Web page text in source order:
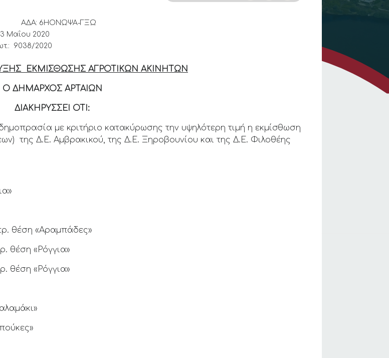
6ΗΟΝΩΨΑ-ΓΞΩ
Μαΐου 2020
9038/2020
ΕΚΜΙΣΘΩΣΗΣ ΑΓΡΟΤΙΚΩΝ ΑΚΙΝΗΤΩΝ
Ο ΔΗΜΑΡΧΟΣ ΑΡΤΑΙΩΝ
ΔΙΑΚΗΡΥΣΣΕΙ ΟΤΙ:
με κριτήριο κατακύρωσης την υψηλότερη τιμή η εκμίσθωση
της Δ.Ε. Αμβρακικού, της Δ.Ε. Ξηροβουνίου και της Δ.Ε. Φιλοθέης
θέση «Αραμπάδες»
θέση «Ρόγγια»
θέση «Ρόγγια»